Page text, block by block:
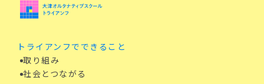
トライアンフでできること
取り組み
社会とつながる